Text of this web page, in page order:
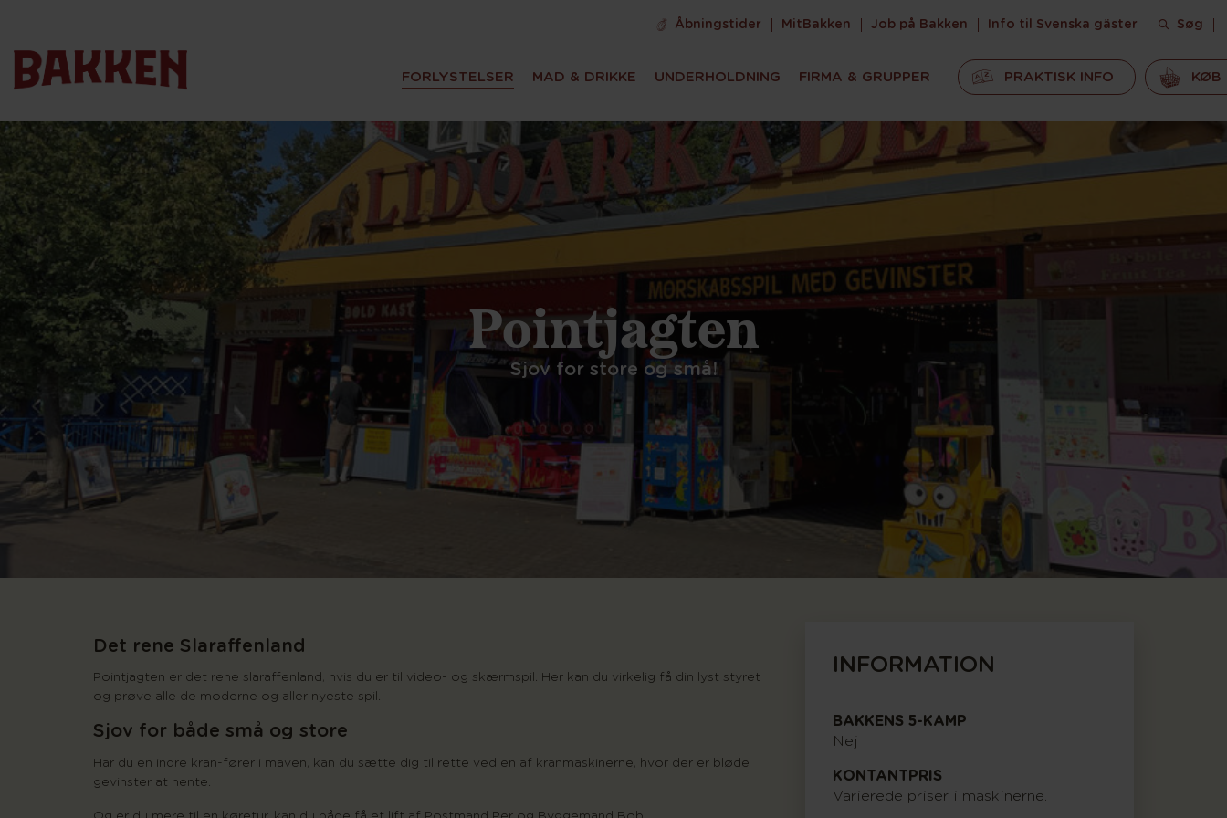
Åbningstider MitBakken Job på Bakken Info til Svenska gäster Søg
FORLYSTELSER MAD & DRIKKE UNDERHOLDNING FIRMA & GRUPPER PRAKTISK INFO KØB
Pointjagten
Sjov for store og små!
Det rene Slaraffenland
Pointjagten er det rene slaraffenland, hvis du er til video- og skærmspil. Her kan du virkelig få din lyst styret
og prøve alle de moderne og aller nyeste spil.
Sjov for både små og store
Har du en indre kran-fører i maven, kan du sætte dig til rette ved en af kranmaskinerne, hvor der er bløde
gevinster at hente.
INFORMATION
BAKKENS 5-KAMP
Nej
KONTANTPRIS
Varierede priser i maskinerne.